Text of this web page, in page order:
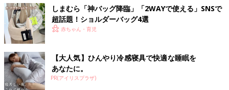
ゃれバッグ5選
今では欠かせなくなったエコバッグ。いろいろ
なデザインのバッグが販売されていますが、セ
しなら、ぜひセリアもチェックしてみてくださ
い。インスタグラムの投稿より、今話題のセリ
アのバッグをご紹介します。
ショップオリジナルのエコバッグをご紹介しました。お気に入り
のお店のエコバッグを使うのも良いですね。話題のショップな
ら、プレゼントにしても喜ばれそうです。
しまむら「神バッグ降臨」「2WAYで使える」SNSで
超話題！ショルダーバッグ4選
赤ちゃん・育児
【大人気】ひんやり冷感寝具で快適な睡眠を
あなたに。
PR(アイリスプラザ)